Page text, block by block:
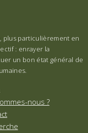
plus particulièrement en
: enrayer la
un bon état général de
nous ?